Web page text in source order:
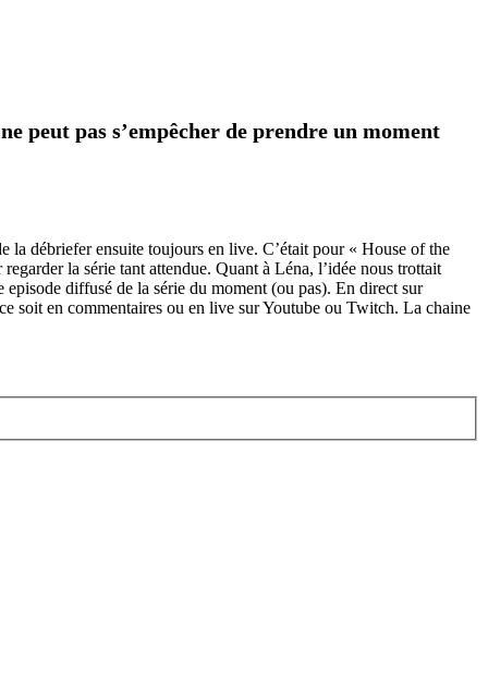
peut pas s’empêcher de prendre un moment
la débriefer ensuite toujours en live. C’était pour « House of the
la série tant attendue. Quant à Léna, l’idée nous trottait
diffusé de la série du moment (ou pas). En direct sur
soit en commentaires ou en live sur Youtube ou Twitch. La chaine